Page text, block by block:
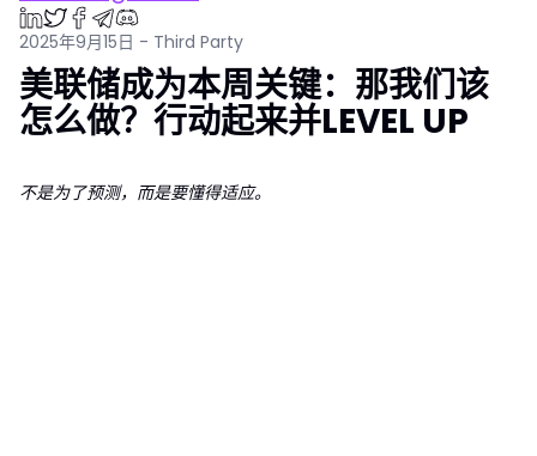
2025年9月15日 - Third Party
美联储成为本周关键：那我们该
怎么做？行动起来并LEVEL UP
不是为了预测，而是要懂得适应。